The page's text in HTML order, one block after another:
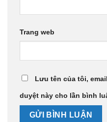
Trang web
Lưu tên của tôi,
duyệt này cho lần bình